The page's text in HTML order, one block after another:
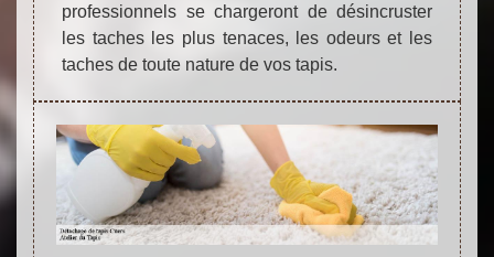
professionnels se chargeront de désincruster
les taches les plus tenaces, les odeurs et les
taches de toute nature de vos tapis.